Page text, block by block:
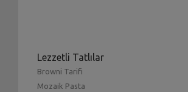
Lezzetli Tatlılar
Browni Tarifi
Mozaik Pasta